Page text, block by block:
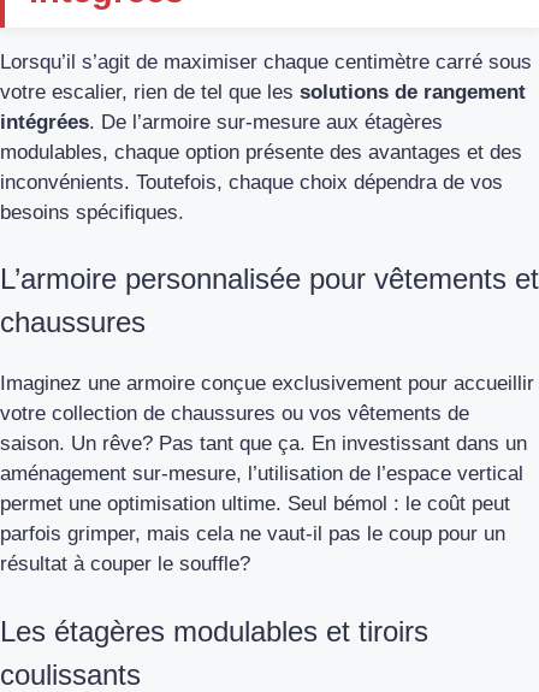
Lorsqu’il s’agit de maximiser chaque centimètre carré sous
votre escalier, rien de tel que les solutions de rangement
intégrées. De l’armoire sur-mesure aux étagères
modulables, chaque option présente des avantages et des
inconvénients. Toutefois, chaque choix dépendra de vos
besoins spécifiques.
L’armoire personnalisée pour vêtements et
chaussures
Imaginez une armoire conçue exclusivement pour accueillir
votre collection de chaussures ou vos vêtements de
saison. Un rêve? Pas tant que ça. En investissant dans un
aménagement sur-mesure, l’utilisation de l’espace vertical
permet une optimisation ultime. Seul bémol : le coût peut
parfois grimper, mais cela ne vaut-il pas le coup pour un
résultat à couper le souffle?
Les étagères modulables et tiroirs
coulissants